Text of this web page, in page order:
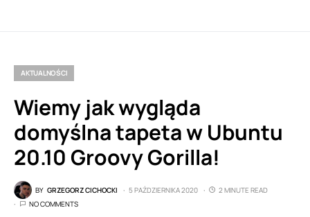
AKTUALNOŚCI
Wiemy jak wygląda
domyślna tapeta w Ubuntu
20.10 Groovy Gorilla!
BY GRZEGORZ CICHOCKI 5 PAŹDZIERNIKA 2020
2 MINUTE READ
NO COMMENTS